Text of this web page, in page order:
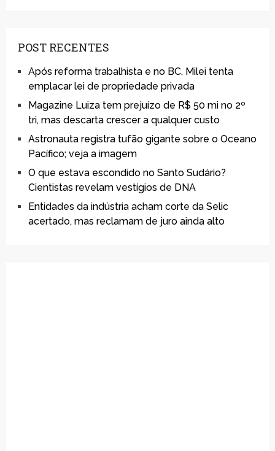
POST RECENTES
Após reforma trabalhista e no BC, Milei tenta
emplacar lei de propriedade privada
Magazine Luiza tem prejuízo de R$ 50 mi no 2º
tri, mas descarta crescer a qualquer custo
Astronauta registra tufão gigante sobre o Oceano
Pacífico; veja a imagem
O que estava escondido no Santo Sudário?
Cientistas revelam vestígios de DNA
Entidades da indústria acham corte da Selic
acertado, mas reclamam de juro ainda alto